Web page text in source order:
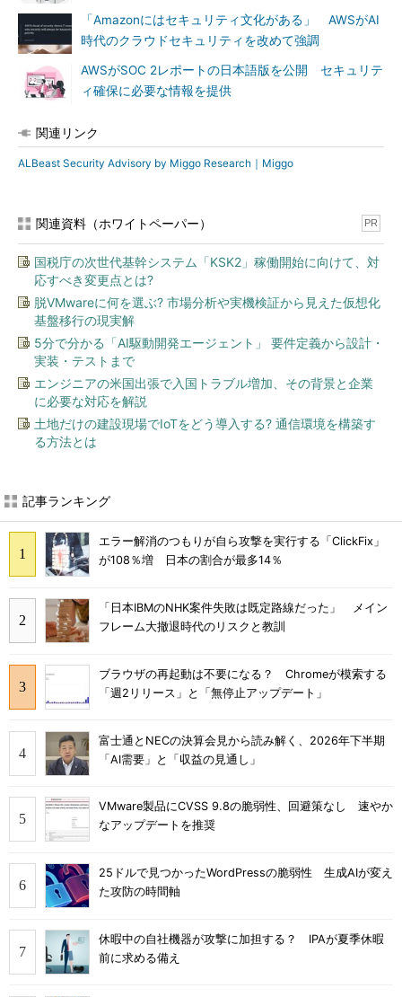
「Amazonにはセキュリティ文化がある」 AWSがAI
時代のクラウドセキュリティを改めて強調
AWSがSOC 2レポートの日本語版を公開 セキュリテ
ィ確保に必要な情報を提供
関連リンク
ALBeast Security Advisory by Miggo Research｜Miggo
関連資料（ホワイトペーパー） PR
国税庁の次世代基幹システム「KSK2」稼働開始に向けて、対
応すべき変更点とは?
脱VMwareに何を選ぶ? 市場分析や実機検証から見えた仮想化
基盤移行の現実解
5分で分かる「AI駆動開発エージェント」 要件定義から設計・
実装・テストまで
エンジニアの米国出張で入国トラブル増加、その背景と企業
に必要な対応を解説
土地だけの建設現場でIoTをどう導入する? 通信環境を構築す
る方法とは
記事ランキング
エラー解消のつもりが自ら攻撃を実行する「ClickFix」
が108％増 日本の割合が最多14％
「日本IBMのNHK案件失敗は既定路線だった」 メイン
フレーム大撤退時代のリスクと教訓
ブラウザの再起動は不要になる？ Chromeが模索する
「週2リリース」と「無停止アップデート」
富士通とNECの決算会見から読み解く、2026年下半期
「AI需要」と「収益の見通し」
VMware製品にCVSS 9.8の脆弱性、回避策なし 速やか
なアップデートを推奨
25ドルで見つかったWordPressの脆弱性 生成AIが変え
た攻防の時間軸
休暇中の自社機器が攻撃に加担する？ IPAが夏季休暇
前に求める備え